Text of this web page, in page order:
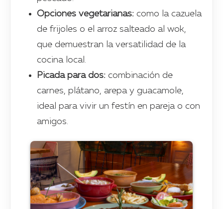
Opciones vegetarianas:como la cazuela
de frijoles o el arroz salteado al wok,
que demuestran la versatilidad de la
cocina local.
Picada para dos:combinación de
carnes, plátano, arepa y guacamole,
ideal para vivir un festín en pareja o con
amigos.